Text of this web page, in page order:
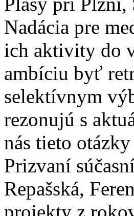
Nadácia pre
ich aktivity do
ambíciu byť
selektívnym
rezonujú s
nás tieto
Prizvaní
Repašská,